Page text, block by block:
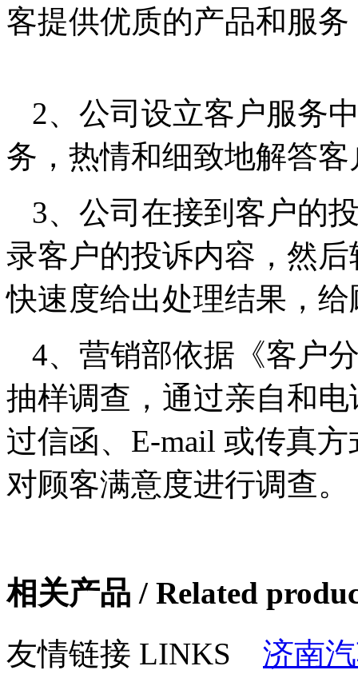
客提供优质的产品和服
2、公司设立客户服务
务，热情和细致地解
3、公司在接到客户的
录客户的投诉内容，然
快速度给出处理结果
4、营销部依据《客户
抽样调查，通过亲自和
过信函、E-mail 或传真
对顾客满意度进行调查。
相关产品 / Related
友情链接 LINKS 济南